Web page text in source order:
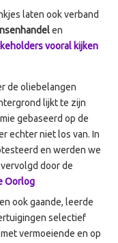
laten ook verband
en
vooral kijken
de oliebelangen
lijkt te zijn
gebaseerd op de
echter niet los van. In
en werden we
door de
Oorlog
ook gaande, leerde
selectief
vermoeiende en op